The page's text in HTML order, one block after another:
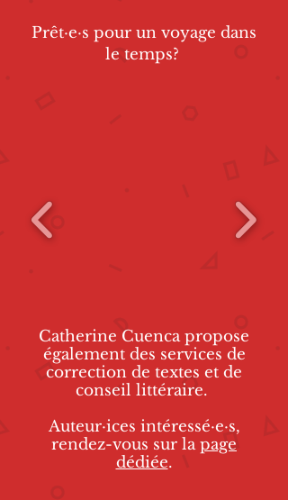
Prêt·e·s pour un voyage dans
le temps?
Catherine Cuenca propose
également des services de
correction de textes et de
conseil littéraire.
Auteur·ices intéressé·e·s,
rendez-vous sur lapage
dédiée.